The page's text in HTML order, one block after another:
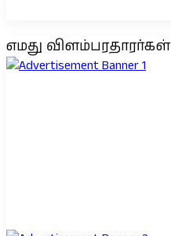
எமது விளம்பரதாரர்கள்